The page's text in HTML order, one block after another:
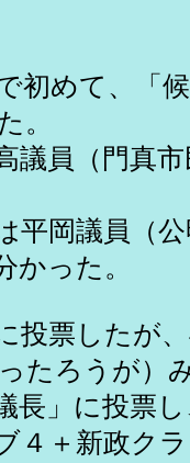
初めて、「
。
員（門真市
岡議員（公
った。
投票したが
たろうが）
長」に投票
４＋新政ク